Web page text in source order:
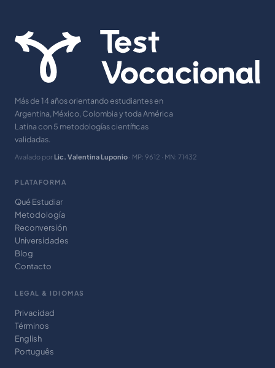
Más de 14 años orientando estudiantes en
Argentina, México, Colombia y toda América
Latina con 5 metodologías científicas
validadas.
Avalado por Lic. Valentina Luponio · MP: 9612 · MN: 71432
PLATAFORMA
Qué Estudiar
Metodología
Reconversión
Universidades
Blog
Contacto
LEGAL & IDIOMAS
Privacidad
Términos
English
Português